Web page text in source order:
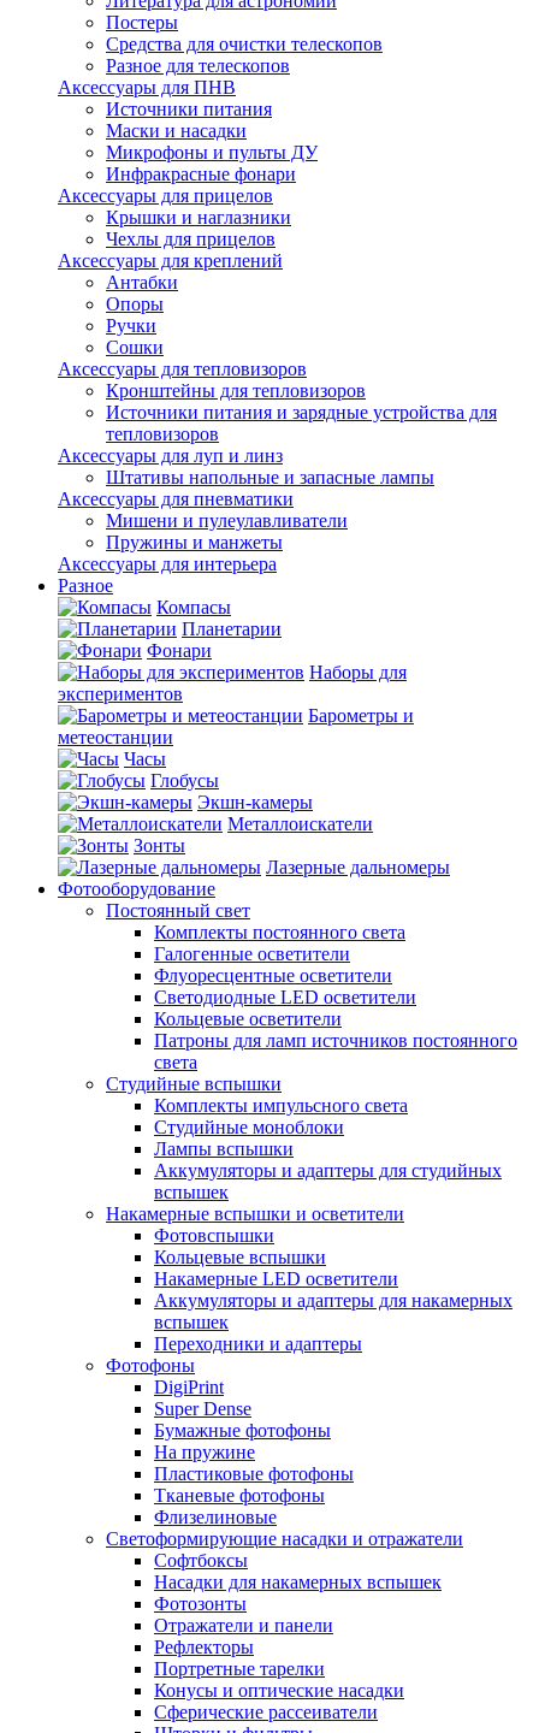
Постеры
Средства для очистки телескопов
Разное для телескопов
Аксессуары для ПНВ
Источники питания
Маски и насадки
Микрофоны и пульты ДУ
Инфракрасные фонари
Аксессуары для прицелов
Крышки и наглазники
Чехлы для прицелов
Аксессуары для креплений
Антабки
Опоры
Ручки
Сошки
Аксессуары для тепловизоров
Кронштейны для тепловизоров
Источники питания и зарядные устройства для
тепловизоров
Аксессуары для луп и линз
Штативы напольные и запасные лампы
Аксессуары для пневматики
Мишени и пулеулавливатели
Пружины и манжеты
Аксессуары для интерьера
Разное
Компасы
Планетарии
Фонари
Наборы для
экспериментов
Барометры и
метеостанции
Часы
Глобусы
Экшн-камеры
Металлоискатели
Зонты
Лазерные дальномеры
Фотооборудование
Постоянный свет
Комплекты постоянного света
Галогенные осветители
Флуоресцентные осветители
Светодиодные LED осветители
Кольцевые осветители
Патроны для ламп источников постоянного
света
Студийные вспышки
Комплекты импульсного света
Студийные моноблоки
Лампы вспышки
Аккумуляторы и адаптеры для студийных
вспышек
Накамерные вспышки и осветители
Фотовспышки
Кольцевые вспышки
Накамерные LED осветители
Аккумуляторы и адаптеры для накамерных
вспышек
Переходники и адаптеры
Фотофоны
DigiPrint
Super Dense
Бумажные фотофоны
На пружине
Пластиковые фотофоны
Тканевые фотофоны
Флизелиновые
Светоформирующие насадки и отражатели
Софтбоксы
Насадки для накамерных вспышек
Фотозонты
Отражатели и панели
Рефлекторы
Портретные тарелки
Конусы и оптические насадки
Сферические рассеиватели